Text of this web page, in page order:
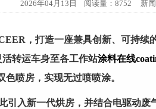
2026年04月13日 阅读量：8752 新
，打造一座兼具创新、可持续
活转运车身至各工作站涂料在线
色喷房，实现无过喷喷涂。
引入新一代烘房，并结合电驱动